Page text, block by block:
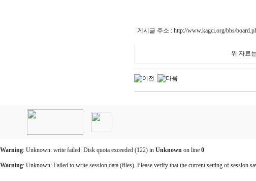
게시글 주소 : http://www.kagci.org/bbs/
위 자료
마
장
Warning: Unknown: write failed: Disk quota exceeded (122) in Unknown on line 0
Warning: Unknown: Failed to write session data (files). Please verify that the current setting of